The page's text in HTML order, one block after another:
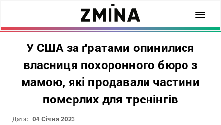
У США за ґратами опинилися
власниця похоронного бюро з
мамою, які продавали частини
померлих для тренінгів
Дата: 04 Січня 2023